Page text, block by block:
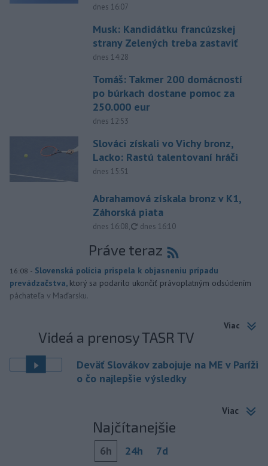
dnes 16:07
Musk: Kandidátku francúzskej
strany Zelených treba zastaviť
dnes 14:28
Tomáš: Takmer 200 domácností
po búrkach dostane pomoc za
250.000 eur
dnes 12:53
Slováci získali vo Vichy bronz,
Lacko: Rastú talentovaní hráči
dnes 15:51
Abrahamová získala bronz v K1,
Záhorská piata
dnes 16:08, aktualizované
dnes 16:10
Práve teraz
16:08 - Slovenská polícia prispela k objasneniu prípadu
prevádzačstva, ktorý sa podarilo ukončiť právoplatným odsúdením
páchateľa v Maďarsku.
Viac
Videá a prenosy TASR TV
Deväť Slovákov zabojuje na ME v Paríži
o čo najlepšie výsledky
Viac
Najčítanejšie
6h 24h 7d